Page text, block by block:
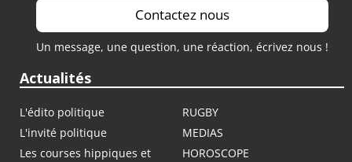
Contactez nous
Un message, une question, une réaction, écrivez nous !
Actualités
L'édito politique
RUGBY
L'invité politique
MEDIAS
Les courses hippiques et
HOROSCOPE